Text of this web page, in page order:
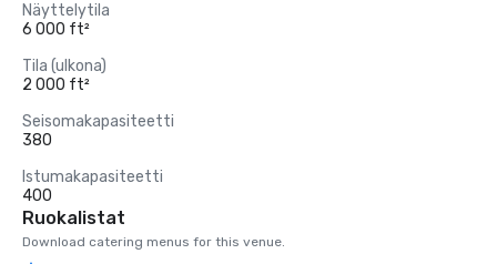
Näyttelytila
6 000 ft²
Tila (ulkona)
2 000 ft²
Seisomakapasiteetti
380
Istumakapasiteetti
400
Ruokalistat
Download catering menus for this venue.